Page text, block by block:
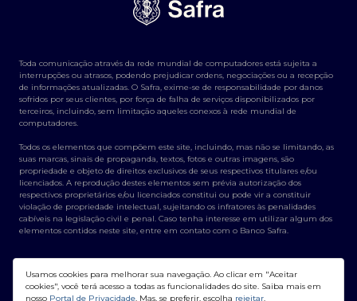
Toda comunicação através da rede mundial de computadores está sujeita a
interrupções ou atrasos, podendo prejudicar ordens, negociações ou a recepção
de informações atualizadas. O Safra, exime-se de responsabilidade por danos
sofridos por seus clientes, por força de falha de serviços disponibilizados por
terceiros, incluindo, sem limitação aqueles conexos à rede mundial de
computadores.
Todos os elementos que compõem este site, incluindo, mas não se limitando, as
suas marcas, sinais de propaganda, textos, fotos e outras imagens, são
propriedade e objeto de direitos exclusivos de seus respectivos titulares e/ou
licenciados. A reprodução destes elementos sem prévia autorização dos
respectivos proprietários e/ou licenciados constitui ou pode vir a constituir
violação de propriedade intelectual, sujeitando os infratores às penalidades
cabíveis na legislação civil e penal. Caso tenha interesse em utilizar algum dos
elementos contidos neste site, entre em contato com o Banco Safra.
Usamos cookies para melhorar sua navegação. Ao clicar em "Aceitar
cookies", você terá acesso a todas as funcionalidades do site. Saiba mais em
nosso Portal de Privacidade. Mas, se preferir, escolha rejeitar.